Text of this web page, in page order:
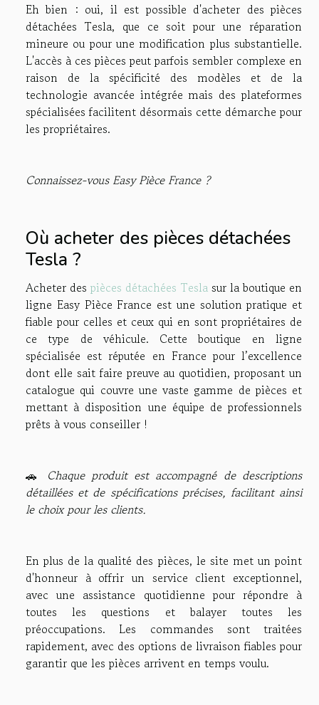
Eh bien : oui, il est possible d'acheter des pièces
détachées Tesla, que ce soit pour une réparation
mineure ou pour une modification plus substantielle.
L'accès à ces pièces peut parfois sembler complexe en
raison de la spécificité des modèles et de la
technologie avancée intégrée mais des plateformes
spécialisées facilitent désormais cette démarche pour
les propriétaires.
Connaissez-vous Easy Pièce France ?
Où acheter des pièces détachées
Tesla ?
Acheter despièces détachées Teslasur la boutique en
ligne Easy Pièce France est une solution pratique et
fiable pour celles et ceux qui en sont propriétaires de
ce type de véhicule. Cette boutique en ligne
spécialisée est réputée en France pour l’excellence
dont elle sait faire preuve au quotidien, proposant un
catalogue qui couvre une vaste gamme de pièces et
mettant à disposition une équipe de professionnels
prêts à vous conseiller !
🚗
Chaque produit est accompagné de descriptions
détaillées et de spécifications précises, facilitant ainsi
le choix pour les clients.
En plus de la qualité des pièces, le site met un point
d'honneur à offrir un service client exceptionnel,
avec une assistance quotidienne pour répondre à
toutes les questions et balayer toutes les
préoccupations. Les commandes sont traitées
rapidement, avec des options de livraison fiables pour
garantir que les pièces arrivent en temps voulu.